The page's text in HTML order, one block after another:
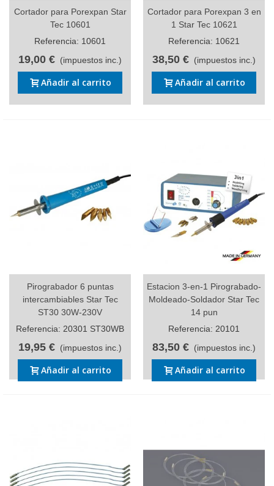
Cortador para Porexpan Star
Tec 10601
Referencia: 10601
19,00 € (impuestos inc.)
Añadir al carrito
Cortador para Porexpan 3 en
1 Star Tec 10621
Referencia: 10621
38,50 € (impuestos inc.)
Añadir al carrito
Pirograbador 6 puntas
intercambiables Star Tec
ST30 30W-230V
Referencia: 20301 ST30WB
19,95 € (impuestos inc.)
Añadir al carrito
Estacion 3-en-1 Pirograbado-
Moldeado-Soldador Star Tec
14 pun
Referencia: 20101
83,50 € (impuestos inc.)
Añadir al carrito